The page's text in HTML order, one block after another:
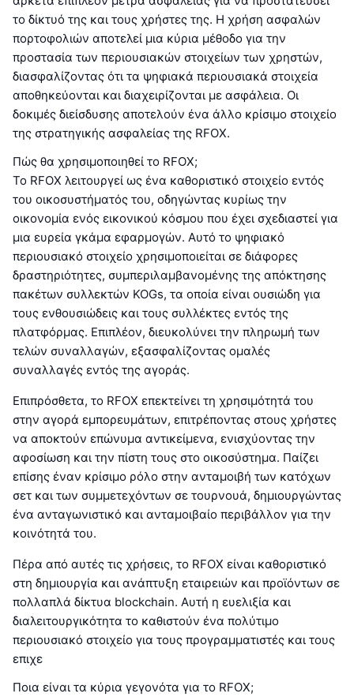
το δίκτυό της και τους χρήστες της. Η χρήση ασφαλών
πορτοφολιών αποτελεί μια κύρια μέθοδο για την
προστασία των περιουσιακών στοιχείων των χρηστών,
διασφαλίζοντας ότι τα ψηφιακά περιουσιακά στοιχεία
αποθηκεύονται και διαχειρίζονται με ασφάλεια. Οι
δοκιμές διείσδυσης αποτελούν ένα άλλο κρίσιμο στοιχείο
της στρατηγικής ασφαλείας της RFOX.
Πώς θα χρησιμοποιηθεί το RFOX;
Το RFOX λειτουργεί ως ένα καθοριστικό στοιχείο εντός
του οικοσυστήματός του, οδηγώντας κυρίως την
οικονομία ενός εικονικού κόσμου που έχει σχεδιαστεί για
μια ευρεία γκάμα εφαρμογών. Αυτό το ψηφιακό
περιουσιακό στοιχείο χρησιμοποιείται σε διάφορες
δραστηριότητες, συμπεριλαμβανομένης της απόκτησης
πακέτων συλλεκτών KOGs, τα οποία είναι ουσιώδη για
τους ενθουσιώδεις και τους συλλέκτες εντός της
πλατφόρμας. Επιπλέον, διευκολύνει την πληρωμή των
τελών συναλλαγών, εξασφαλίζοντας ομαλές
συναλλαγές εντός της αγοράς.
Επιπρόσθετα, το RFOX επεκτείνει τη χρησιμότητά του
στην αγορά εμπορευμάτων, επιτρέποντας στους χρήστες
να αποκτούν επώνυμα αντικείμενα, ενισχύοντας την
αφοσίωση και την πίστη τους στο οικοσύστημα. Παίζει
επίσης έναν κρίσιμο ρόλο στην ανταμοιβή των κατόχων
σετ και των συμμετεχόντων σε τουρνουά, δημιουργώντας
ένα ανταγωνιστικό και ανταμοιβαίο περιβάλλον για την
κοινότητά του.
Πέρα από αυτές τις χρήσεις, το RFOX είναι καθοριστικό
στη δημιουργία και ανάπτυξη εταιρειών και προϊόντων σε
πολλαπλά δίκτυα blockchain. Αυτή η ευελιξία και
διαλειτουργικότητα το καθιστούν ένα πολύτιμο
περιουσιακό στοιχείο για τους προγραμματιστές και τους
επιχε
Ποια είναι τα κύρια γεγονότα για το RFOX;